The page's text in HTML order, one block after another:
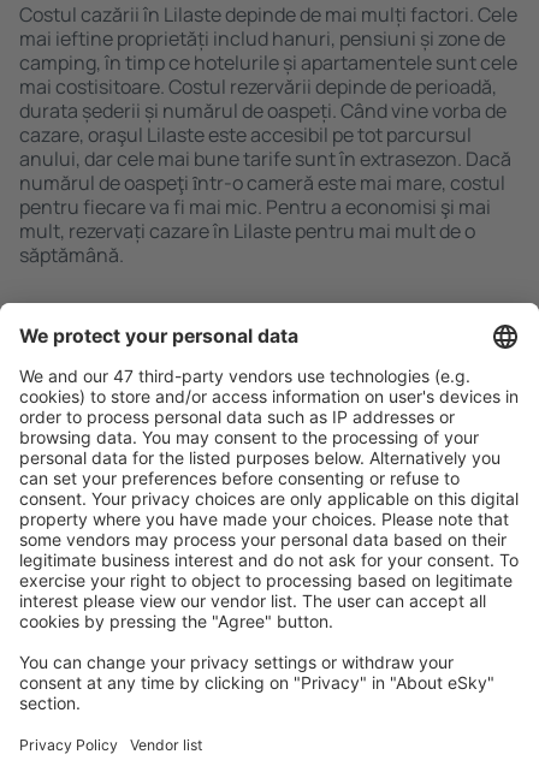
Costul cazării în Lilaste depinde de mai mulți factori. Cele
mai ieftine proprietăți includ hanuri, pensiuni și zone de
camping, în timp ce hotelurile și apartamentele sunt cele
mai costisitoare. Costul rezervării depinde de perioadă,
durata șederii și numărul de oaspeți. Când vine vorba de
cazare, oraşul Lilaste este accesibil pe tot parcursul
anului, dar cele mai bune tarife sunt în extrasezon. Dacă
numărul de oaspeţi ȋntr-o cameră este mai mare, costul
pentru fiecare va fi mai mic. Pentru a economisi şi mai
mult, rezervați cazare în Lilaste pentru mai mult de o
săptămână.
Caută rapid şi uşor
Ofertă adaptată aşteptărilor tale.
Planifică ȋn siguranţă
Rezervare fără griji cu opțiune gratuită de anulare.
Economiseşte mai mult
Prețuri atractive și oferte speciale pentru utilizatorii
conectați.
Cazarea preferată
apartamente și altele.